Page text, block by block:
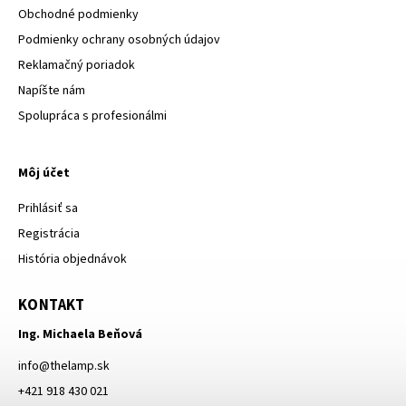
Obchodné podmienky
Podmienky ochrany osobných údajov
Reklamačný poriadok
Napíšte nám
Spolupráca s profesionálmi
Môj účet
Prihlásiť sa
Registrácia
História objednávok
KONTAKT
Ing. Michaela Beňová
info@thelamp.sk
+421 918 430 021